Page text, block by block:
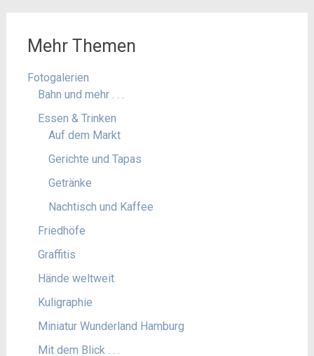
Mehr Themen
Fotogalerien
Bahn und mehr . . .
Essen & Trinken
Auf dem Markt
Gerichte und Tapas
Getränke
Nachtisch und Kaffee
Friedhöfe
Graffitis
Hände weltweit
Kuligraphie
Miniatur Wunderland Hamburg
Mit dem Blick . . .